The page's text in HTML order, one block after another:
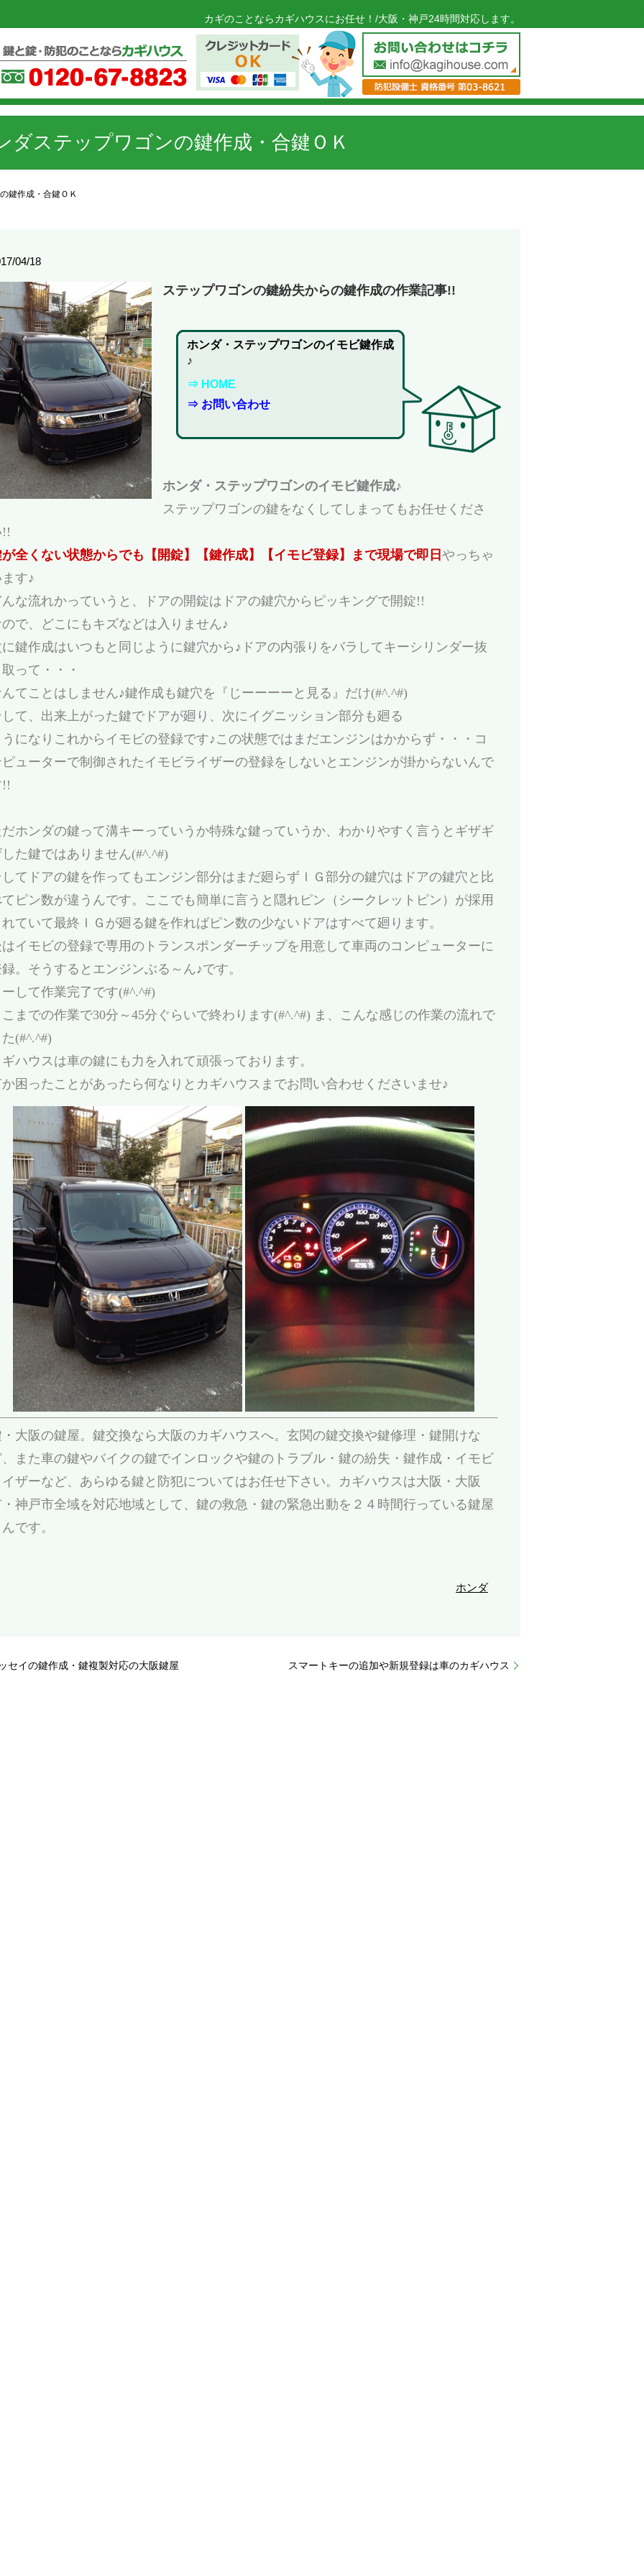
カギのことならカギハウスにお任せ！/大阪・神戸24時間対応します。
ダステップワゴンの鍵作成・合鍵ＯＫ
鍵作成・合鍵ＯＫ
04/18
ステップワゴンの鍵紛失からの鍵作成の作業記事!!
ホンダ・ステップワゴンのイモビ鍵作成
♪
⇒ HOME
⇒ お問い合わせ
ホンダ・ステップワゴンのイモビ鍵作成♪
ステップワゴンの鍵をなくしてしまってもお任せくださ
全くない状態からでも【開錠】【鍵作成】【イモビ登録】まで現場で即日 やっちゃ
す♪
な流れかっていうと、ドアの開錠はドアの鍵穴からピッキングで開錠!!
で、どこにもキズなどは入りません♪
鍵作成はいつもと同じように鍵穴から♪ドアの内張りをバラしてキーシリンダー抜
って・・・
てことはしません♪鍵作成も鍵穴を『じーーーーと見る』だけ(#^.^#)
て、出来上がった鍵でドアが廻り、次にイグニッション部分も廻る
になりこれからイモビの登録です♪この状態ではまだエンジンはかからず・・・コ
ューターで制御されたイモビライザーの登録をしないとエンジンが掛からないんで
ホンダの鍵って溝キーっていうか特殊な鍵っていうか、わかりやすく言うとギザギ
た鍵ではありません(#^.^#)
てドアの鍵を作ってもエンジン部分はまだ廻らずＩＧ部分の鍵穴はドアの鍵穴と比
ピン数が違うんです。ここでも簡単に言うと隠れピン（シークレットピン）が採用
ていて最終ＩＧが廻る鍵を作ればピン数の少ないドアはすべて廻ります。
イモビの登録で専用のトランスポンダーチップを用意して車両のコンピューターに
。そうするとエンジンぶる～ん♪です。
して作業完了です(#^.^#)
までの作業で30分～45分ぐらいで終わります(#^.^#) ま、こんな感じの作業の流れで
(#^.^#)
ハウスは車の鍵にも力を入れて頑張っております。
困ったことがあったら何なりとカギハウスまでお問い合わせくださいませ♪
大阪の鍵屋。鍵交換なら大阪のカギハウスへ。玄関の鍵交換や鍵修理・鍵開けな
また車の鍵やバイクの鍵でインロックや鍵のトラブル・鍵の紛失・鍵作成・イモビ
ザーなど、あらゆる鍵と防犯についてはお任せ下さい。カギハウスは大阪・大阪
神戸市全域を対応地域として、鍵の救急・鍵の緊急出動を２４時間行っている鍵屋
です。
ホンダ
セイの鍵作成・鍵複製対応の大阪鍵屋 スマートキーの追加や新規登録は車のカギハウス